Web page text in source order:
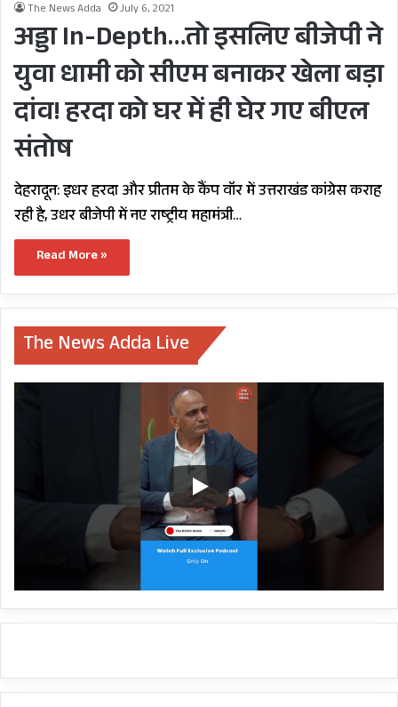
The News Adda July 6, 2021
अड्डा In-Depth…तो इसलिए बीजेपी ने
युवा धामी को सीएम बनाकर खेला बड़ा
दांव! हरदा को घर में ही घेर गए बीएल
संतोष
देहरादून: इधर हरदा और प्रीतम के कैंप वॉर में उत्तराखंड कांग्रेस कराह
रही है, उधर बीजेपी में नए राष्ट्रीय महामंत्री…
Read More »
The News Adda Live